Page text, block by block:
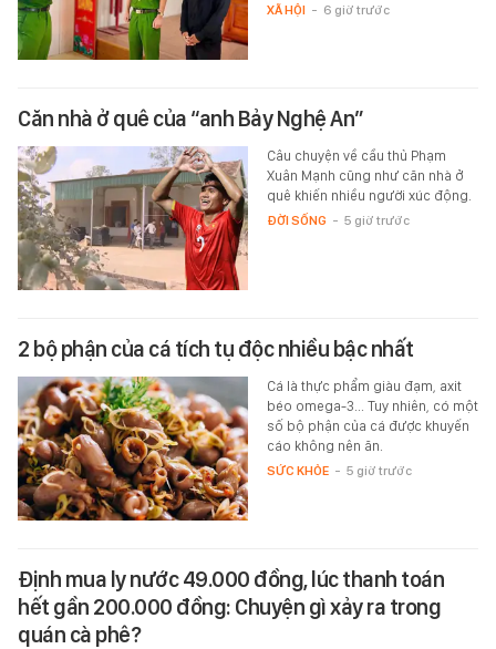
XÃ HỘI - 6 giờ trước
Căn nhà ở quê của “anh Bảy Nghệ An”
Câu chuyện về cầu thủ Phạm
Xuân Mạnh cũng như căn nhà ở
quê khiến nhiều người xúc động.
ĐỜI SỐNG - 5 giờ trước
2 bộ phận của cá tích tụ độc nhiều bậc nhất
Cá là thực phẩm giàu đạm, axit
béo omega-3... Tuy nhiên, có một
số bộ phận của cá được khuyến
cáo không nên ăn.
SỨC KHỎE - 5 giờ trước
Định mua ly nước 49.000 đồng, lúc thanh toán
hết gần 200.000 đồng: Chuyện gì xảy ra trong
quán cà phê?